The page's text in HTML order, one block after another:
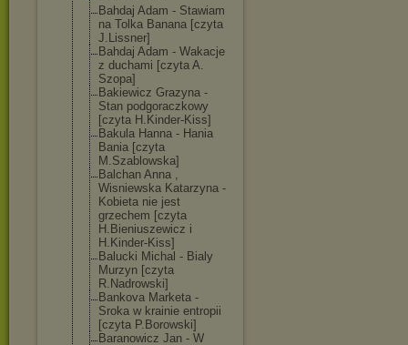
Bahdaj Adam - Stawiam
na Tolka Banana [czyta
J.Lissner]
Bahdaj Adam - Wakacje
z duchami [czyta A.
Szopa]
Bakiewicz Grazyna -
Stan podgoraczkowy
[czyta H.Kinder-Kiss]
Bakula Hanna - Hania
Bania [czyta
M.Szablowska]
Balchan Anna ,
Wisniewska Katarzyna -
Kobieta nie jest
grzechem [czyta
H.Bieniuszewicz i
H.Kinder-Kiss]
Balucki Michal - Bialy
Murzyn [czyta
R.Nadrowski]
Bankova Marketa -
Sroka w krainie entropii
[czyta P.Borowski]
Baranowicz Jan - W